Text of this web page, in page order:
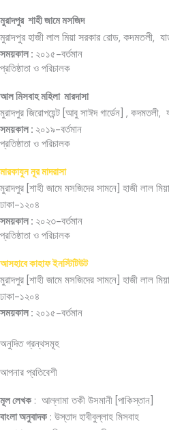
মুরাদপুর শাহী জামে মসজিদ
মুরাদপুর হাজী লাল মিয়া সরকার রোড, কদমতলী,
সময়কাল : ২০১৫-বর্তমান
প্রতিষ্ঠাতা ও পরিচালক
আল মিসবাহ মহিলা মারদাসা
মুরাদপুর জিরোপয়েন্ট [আবু সাঈদ গার্ডেন] , কদমতলী,
সময়কাল : ২০১৯-বর্তমান
প্রতিষ্ঠাতা ও পরিচালক​
মারকাযুন নূর মাদরাসা
মুরাদপুর [শাহী জামে মসজিদের সামনে] হাজী লাল
ঢাকা-১২০৪
সময়কাল : ২০২৩-বর্তমান
প্রতিষ্ঠাতা ও পরিচালক​
আসহাবে কাহাফ ইনস্টিটিউট
মুরাদপুর [শাহী জামে মসজিদের সামনে] হাজী লাল
ঢাকা-১২০৪
সময়কাল : ২০১৫-বর্তমান
অনুদিত গ্রন্থসমূহ
আপনার প্রতিবেশী
মূল লেখক : আল্লামা তকী উসমানী [পাকিস্তান]
বাংলা অনুবাদক : উস্তাদ হাবীবুল্লাহ মিসবাহ